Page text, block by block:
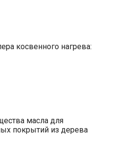
косвенного нагрева:
масла для
покрытий из дерева